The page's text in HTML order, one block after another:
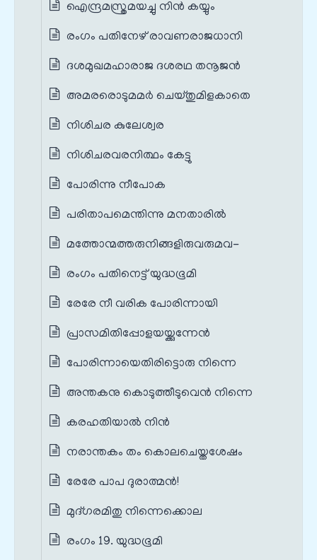
ഐന്ദ്രമസ്ത്രമയച്ചു നിൻ കയ്യും
രംഗം പതിനേഴ് രാവണരാജധാനി
ദശമുഖമഹാരാജ ദശരഥ തനൂജൻ
അമരരൊടുമമർ ചെയ്തുമിളകാതെ
നിശിചര കുലേശ്വര
നിശിചരവരനിത്ഥം കേട്ടു
പോരിന്നു നീപോക
പരിതാപമെന്തിന്നു മനതാരിൽ
മത്തോന്മത്തരുനിങ്ങളിരുവരുമവ-
രംഗം പതിനെട്ട് യുദ്ധഭൂമി
രേരേ നീ വരിക പോരിന്നായി
പ്രാസമിതിപ്പോളയയ്ക്കുന്നേൻ
പോരിന്നായെതിരിട്ടൊരു നിന്നെ
അന്തകനു കൊടുത്തീടുവെൻ നിന്നെ
കരഹതിയാൽ നിൻ
നരാന്തകം തം കൊലചെയ്തശേഷം
രേരേ പാപ ദുരാത്മൻ!
മുദ്ഗരമിതു നിന്നെക്കൊല
രംഗം 19. യുദ്ധഭൂമി